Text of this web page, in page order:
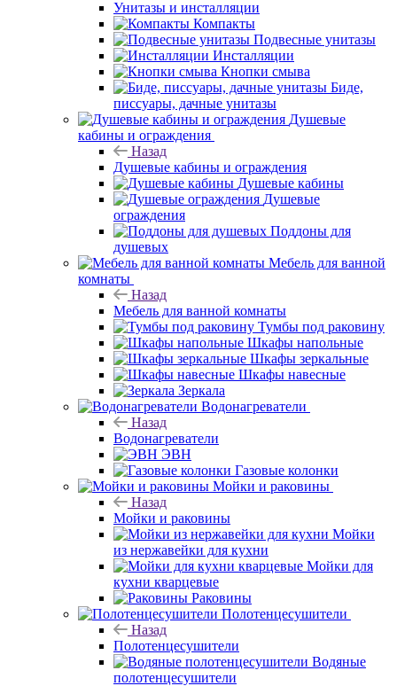
Унитазы и инсталляции
Компакты
Подвесные унитазы
Инсталляции
Кнопки смыва
Биде,
писсуары, дачные унитазы
Душевые
кабины и ограждения
Назад
Душевые кабины и ограждения
Душевые кабины
Душевые
ограждения
Поддоны для
душевых
Мебель для ванной
комнаты
Назад
Мебель для ванной комнаты
Тумбы под раковину
Шкафы напольные
Шкафы зеркальные
Шкафы навесные
Зеркала
Водонагреватели
Назад
Водонагреватели
ЭВН
Газовые колонки
Мойки и раковины
Назад
Мойки и раковины
Мойки
из нержавейки для кухни
Мойки для
кухни кварцевые
Раковины
Полотенцесушители
Назад
Полотенцесушители
Водяные
полотенцесушители